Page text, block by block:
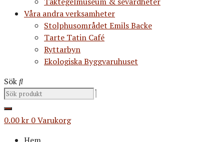
Våra andra verksamheter
Stolphusområdet Emils Backe
Tarte Tatin Café
Ryttarbyn
Ekologiska Byggvaruhuset
Sök
0.00kr 0Varukorg